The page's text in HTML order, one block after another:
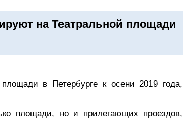
КЛЮЧЕВЫЕ ФИГУРЫ
на Театральной площади
в Петербурге к осени 2019 года,
площади, но и прилегающих проездов,